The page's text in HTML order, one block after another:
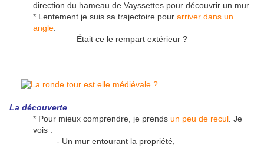
direction du hameau de Vayssettes pour découvrir un mur.
* Lentement je suis sa trajectoire pour arriver dans un
angle
Était ce le rempart extérieur ?
La découverte
* Pour mieux comprendre, je prends un peu de recul . Je
vois :
- Un mur entourant la propriété,